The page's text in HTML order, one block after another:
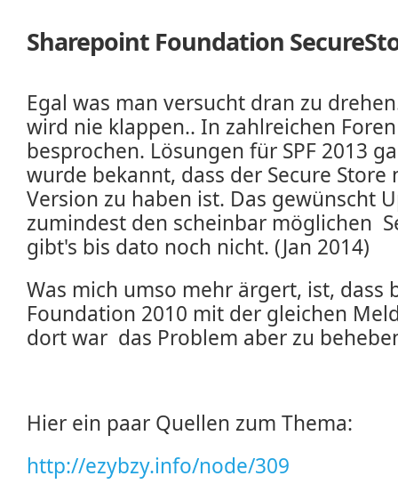
Sharepoint Foundation
Egal was man versucht dran zu
wird nie klappen.. In zahlreichen
besprochen. Lösungen für SPF 2013
wurde bekannt, dass der Secure
Version zu haben ist. Das gewünscht
zumindest den scheinbar möglichen
gibt's bis dato noch nicht. (Jan 2014)
Was mich umso mehr ärgert, ist, dass
Foundation 2010 mit der gleichen
dort war das Problem aber zu
Hier ein paar Quellen zum Thema:
http://ezybzy.info/node/309